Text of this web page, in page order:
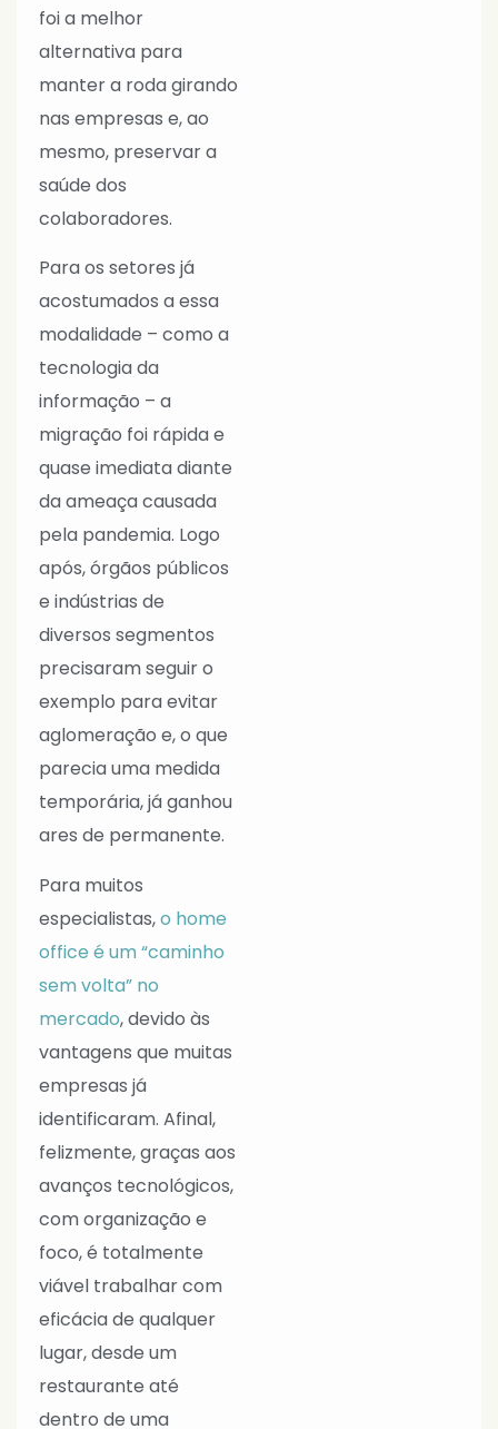
foi a melhor
alternativa para
manter a roda girando
nas empresas e, ao
mesmo, preservar a
saúde dos
colaboradores.
Para os setores já
acostumados a essa
modalidade – como a
tecnologia da
informação – a
migração foi rápida e
quase imediata diante
da ameaça causada
pela pandemia. Logo
após, órgãos públicos
e indústrias de
diversos segmentos
precisaram seguir o
exemplo para evitar
aglomeração e, o que
parecia uma medida
temporária, já ganhou
ares de permanente.
Para muitos
especialistas,o home
office é um “caminho
sem volta” no
mercado, devido às
vantagens que muitas
empresas já
identificaram. Afinal,
felizmente, graças aos
avanços tecnológicos,
com organização e
foco, é totalmente
viável trabalhar com
eficácia de qualquer
lugar, desde um
restaurante até
dentro de uma